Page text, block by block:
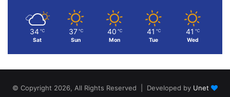
34 ℃
Sat
37 ℃
Sun
40 ℃
Mon
41 ℃
Tue
41 ℃
Wed
© Copyright 2026, All Rights Reserved | Developed by Unet